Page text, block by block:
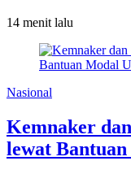
14 menit lalu
Nasional
Kemnaker
lewat